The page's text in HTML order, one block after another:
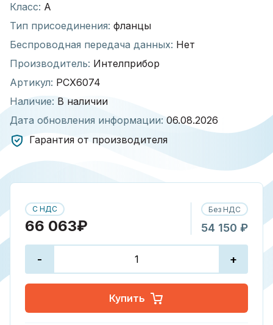
Класс: А
Тип присоединения: фланцы
Беспроводная передача данных: Нет
Производитель: Интелприбор
Артикул: РСХ6074
Наличие: В наличии
Дата обновления информации: 06.08.2026
Гарантия от производителя
С НДС
66 063₽
Без НДС
54 150 ₽
- +
Купить